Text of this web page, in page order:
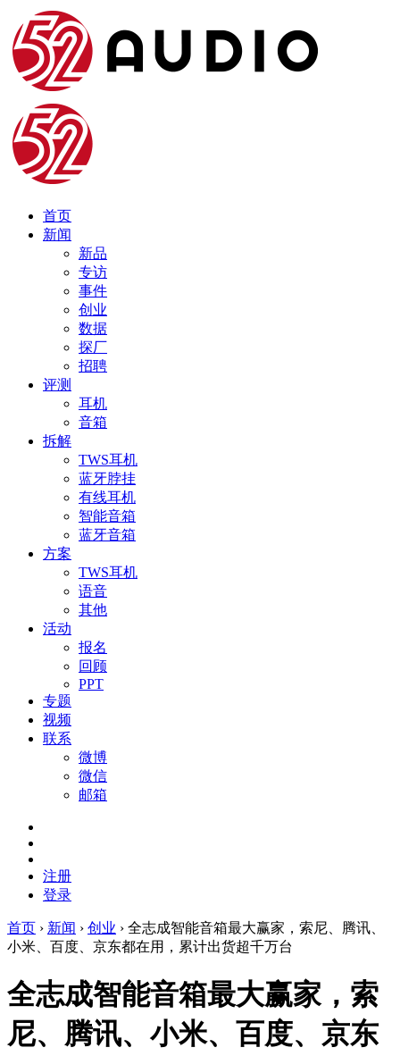
首页
新闻
新品
专访
事件
创业
数据
探厂
招聘
评测
耳机
音箱
拆解
TWS耳机
蓝牙脖挂
有线耳机
智能音箱
蓝牙音箱
方案
TWS耳机
语音
其他
活动
报名
回顾
PPT
专题
视频
联系
微博
微信
邮箱
注册
登录
首页 › 新闻 › 创业 › 全志成智能音箱最大赢家，索尼、腾讯、
小米、百度、京东都在用，累计出货超千万台
全志成智能音箱最大赢家，索
尼、腾讯、小米、百度、京东